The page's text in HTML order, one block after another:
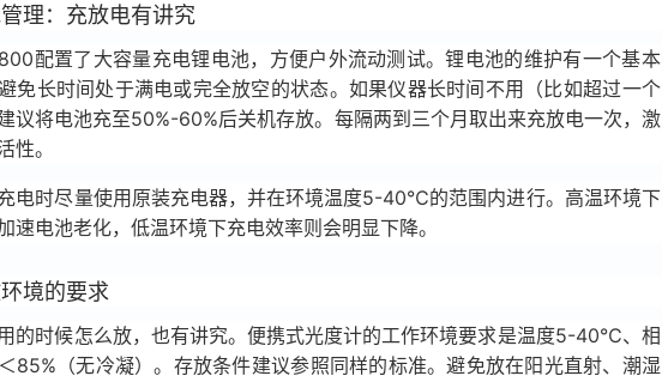
理：充放电有讲究
配置了大容量充电锂电池，方便户外流动测试。锂电池的维护有一个基本
免长时间处于满电或完全放空的状态。如果仪器长时间不用（比如超过一个
议将电池充至50%-60%后关机存放。每隔两到三个月取出来充放电一次，激
性。
电时尽量使用原装充电器，并在环境温度5-40℃的范围内进行。高温环境下
速电池老化，低温环境下充电效率则会明显下降。
境的要求
的时候怎么放，也有讲究。便携式光度计的工作环境要求是温度5-40℃、相
85%（无冷凝）。存放条件建议参照同样的标准。避免放在阳光直射、潮湿